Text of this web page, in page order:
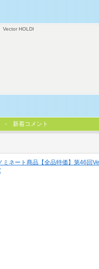
Vector HOLDI
新着コメント